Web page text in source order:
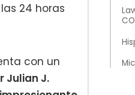
24 horas
con un
Julian J.